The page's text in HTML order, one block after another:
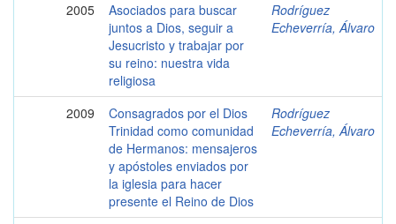
2005
Asociados para buscar
juntos a Dios, seguir a
Jesucristo y trabajar por
su reino: nuestra vida
religiosa
Rodríguez
Echeverría, Álvaro
2009
Consagrados por el Dios
Trinidad como comunidad
de Hermanos: mensajeros
y apóstoles enviados por
la iglesia para hacer
presente el Reino de Dios
Rodríguez
Echeverría, Álvaro